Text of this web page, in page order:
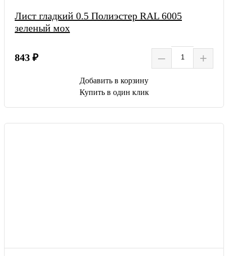
Лист гладкий 0.5 Полиэстер RAL 6005
зеленый мох
843 ₽ – +
Добавить в корзину
Купить в один клик